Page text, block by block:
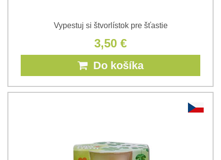
Vypestuj si štvorlístok pre šťastie
3,50 €
Do košíka